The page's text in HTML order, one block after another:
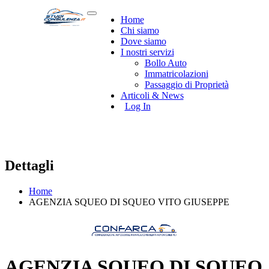
Home
Chi siamo
Dove siamo
I nostri servizi
Bollo Auto
Immatricolazioni
Passaggio di Proprietà
Articoli & News
Log In
Dettagli
Home
AGENZIA SQUEO DI SQUEO VITO GIUSEPPE